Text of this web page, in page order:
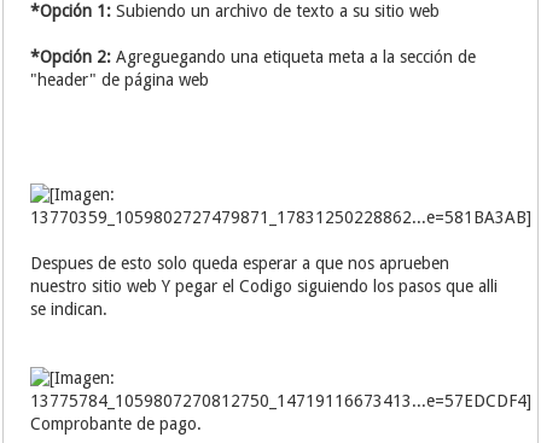
*Opción 1: Subiendo un archivo de texto a su sitio web
*Opción 2: Agreguegando una etiqueta meta a la sección de
"header" de página web
Despues de esto solo queda esperar a que nos aprueben
nuestro sitio web Y pegar el Codigo siguiendo los pasos que alli
se indican.
Comprobante de pago.